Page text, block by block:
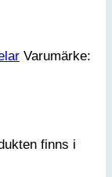
Varumärke:
finns i